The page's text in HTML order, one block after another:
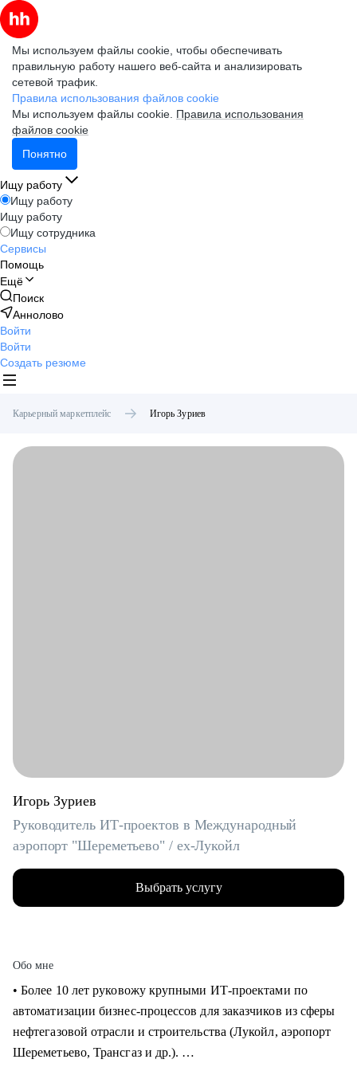
Мы используем файлы cookie, чтобы обеспечивать
правильную работу нашего веб-сайта и анализировать
сетевой трафик.
Правила использования файлов cookie
Мы используем файлы cookie. Правила использования
файлов cookie
Понятно
Ищу работу
Ищу работу
Ищу работу
Ищу сотрудника
Сервисы
Помощь
Ещё
Поиск
Аннолово
Войти
Войти
Создать резюме
Карьерный маркетплейс Игорь Зуриев
Игорь Зуриев
Руководитель ИТ-проектов в Международный
аэропорт "Шереметьево" / ex-Лукойл
Выбрать услугу
Обо мне
• Более 10 лет руковожу крупными ИТ-проектами по
автоматизации бизнес-процессов для заказчиков из сферы
нефтегазовой отрасли и строительства (Лукойл, аэропорт
Шереметьево, Трансгаз и др.).